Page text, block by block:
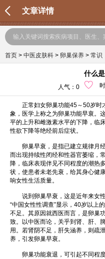
文章详情
首页 > 中医皮肤科 > 卵巢保养 > 常识
什么
人气： 0
正常妇女卵巢功能45～50岁时
象，医学上称之为卵巢功能早衰。
平的上升和雌激素水平的下降，临
性欲下降等绝经前后症状。
卵巢早衰，是指已建立规律月经
而出现持续性闭经和性器官萎缩，
降，临床表现伴见不同程度的潮热
状，使患者未老先衰，给其身心健
响女性生活质量。
说到卵巢早衰，这是近年来女性
“中国女性性调查”显示，40岁以上
不足。其原因就西医而言，是卵巢
致。以中医而论，关乎到肾、肝、
用。若肾阴不足，肝失涵养，则疏
养，引发卵巢早衰。
卵巢功能衰退，可引起不同程度